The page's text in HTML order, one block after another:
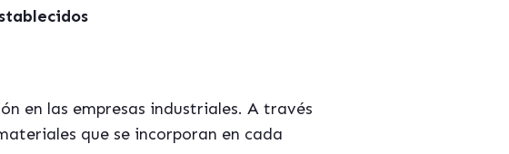
en las empresas industriales. A través
que se incorporan en cada